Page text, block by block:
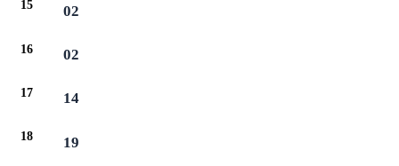
15 02
16 02
17 14
18 19